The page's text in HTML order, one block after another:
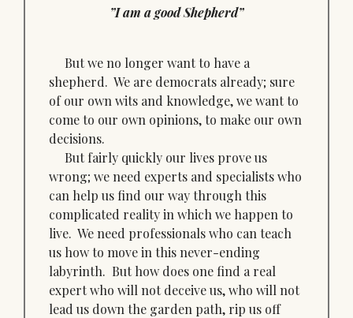
”I am a good Shepherd”
But we no longer want to have a
shepherd. We are democrats already; sure
of our own wits and knowledge, we want to
come to our own opinions, to make our own
decisions.
But fairly quickly our lives prove us
wrong; we need experts and specialists who
can help us find our way through this
complicated reality in which we happen to
live. We need professionals who can teach
us how to move in this never-ending
labyrinth. But how does one find a real
expert who will not deceive us, who will not
lead us down the garden path, rip us off